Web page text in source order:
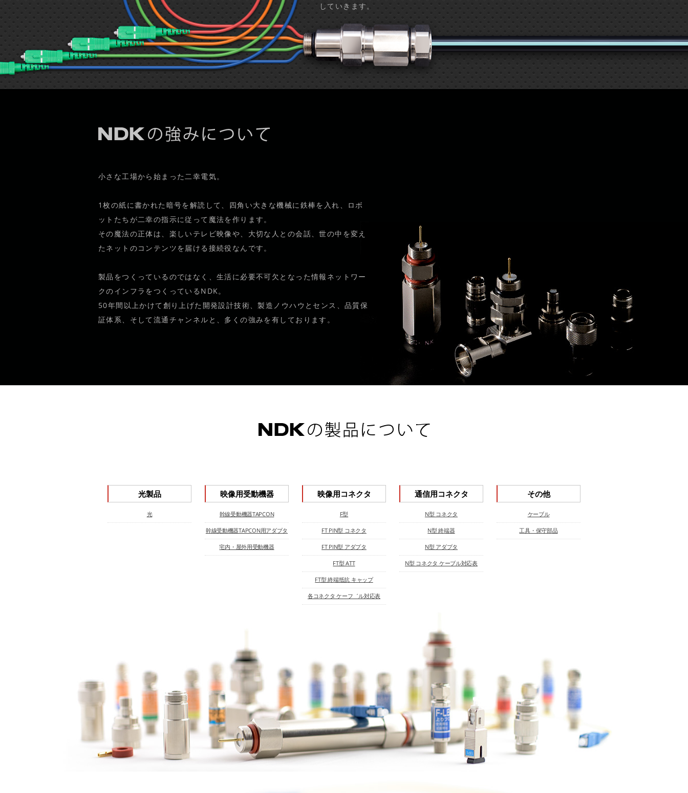
していきます。
小さな工場から始まった二幸電気。
1枚の紙に書かれた暗号を解読して、四角い大きな機械に鉄棒を入れ、ロボ
ットたちが二幸の指示に従って魔法を作ります。
その魔法の正体は、楽しいテレビ映像や、大切な人との会話、世の中を変え
たネットのコンテンツを届ける接続役なんです。
製品をつくっているのではなく、生活に必要不可欠となった情報ネットワー
クのインフラをつくっているNDK。
50年間以上かけて創り上げた開発設計技術、製造ノウハウとセンス、品質保
証体系、そして流通チャンネルと、多くの強みを有しております。
NDKの製品について
光製品
光
映像用受動機器
幹線受動機器TAPCON
幹線受動機器TAPCON用アダプタ
宅内・屋外用受動機器
映像用コネクタ
F型
FT PIN型 コネクタ
FT PIN型 アダプタ
FT型 ATT
FT型 終端抵抗 キャップ
各コネクタ ケーフ゛ル対応表
通信用コネクタ
N型 コネクタ
N型 終端器
N型 アダプタ
N型 コネクタ ケーブル対応表
その他
ケーブル
工具・保守部品